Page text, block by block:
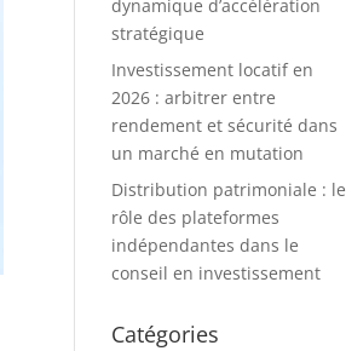
dynamique d’accélération
stratégique
Investissement locatif en
2026 : arbitrer entre
rendement et sécurité dans
un marché en mutation
Distribution patrimoniale : le
rôle des plateformes
indépendantes dans le
conseil en investissement
Catégories